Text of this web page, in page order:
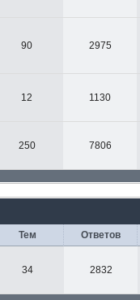
90 2975
12 1130
250 7806
Тем Ответов
34 2832